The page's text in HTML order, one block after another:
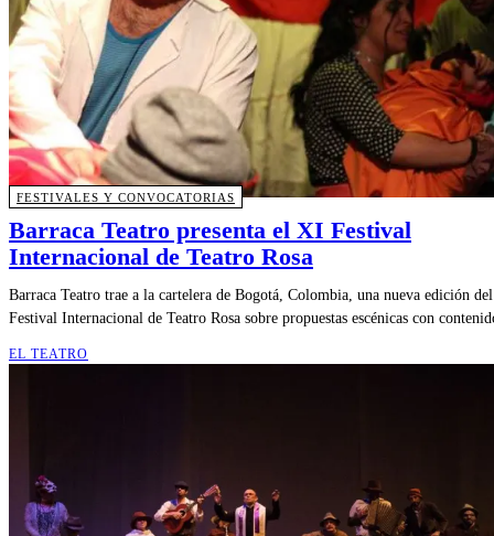
FESTIVALES Y CONVOCATORIAS
Barraca Teatro presenta el XI Festival
Internacional de Teatro Rosa
Barraca Teatro trae a la cartelera de Bogotá, Colombia, una nueva edición
Festival Internacional de Teatro Rosa sobre propuestas escénicas con
EL TEATRO